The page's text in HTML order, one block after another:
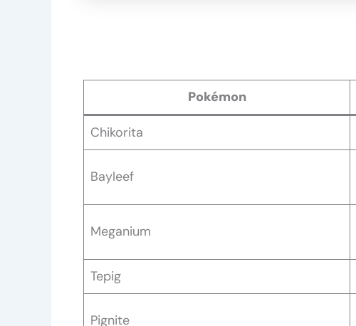
Pokémon
Chikorita
Bayleef
Meganium
Tepig
Pignite